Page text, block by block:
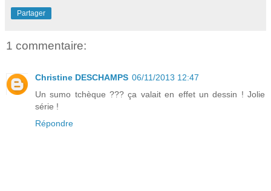
Partager
1 commentaire:
Christine DESCHAMPS 06/11/2013 12:47
Un sumo tchèque ??? ça valait en effet un dessin ! Jolie
série !
Répondre